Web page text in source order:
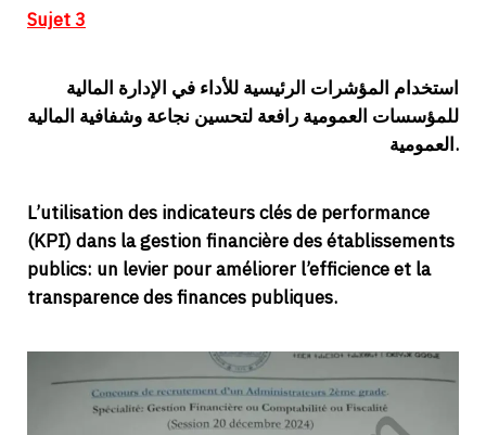
Sujet 3
استخدام المؤشرات الرئيسية للأداء في الإدارة المالية
للمؤسسات العمومية رافعة لتحسين نجاعة وشفافية المالية
العمومية.
L’utilisation des indicateurs clés de performance
(KPI) dans la gestion financière des établissements
publics: un levier pour améliorer l’efficience et la
transparence des finances publiques.